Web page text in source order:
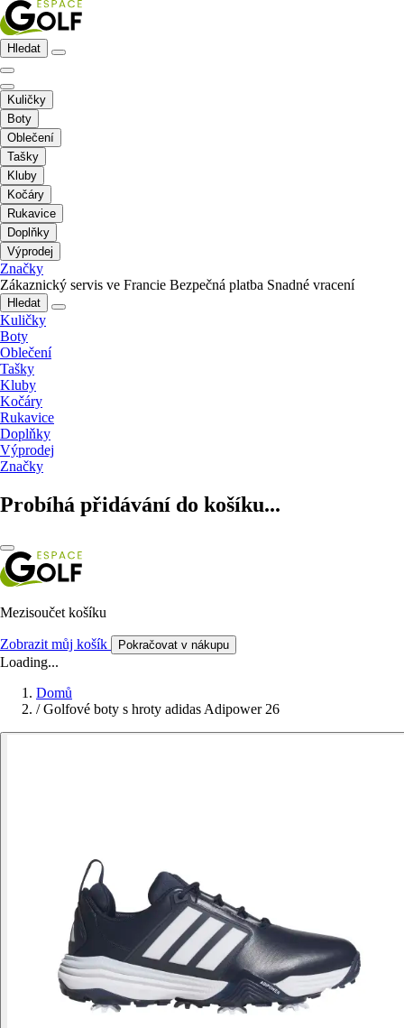
Hledat
Kuličky
Boty
Oblečení
Tašky
Kluby
Kočáry
Rukavice
Doplňky
Výprodej
Značky
Zákaznický servis ve Francie Bezpečná platba Snadné vracení
Hledat
Kuličky
Boty
Oblečení
Tašky
Kluby
Kočáry
Rukavice
Doplňky
Výprodej
Značky
Probíhá přidávání do košíku...
Mezisoučet košíku
Zobrazit můj košík Pokračovat v nákupu
Loading...
Domů
/ Golfové boty s hroty adidas Adipower 26